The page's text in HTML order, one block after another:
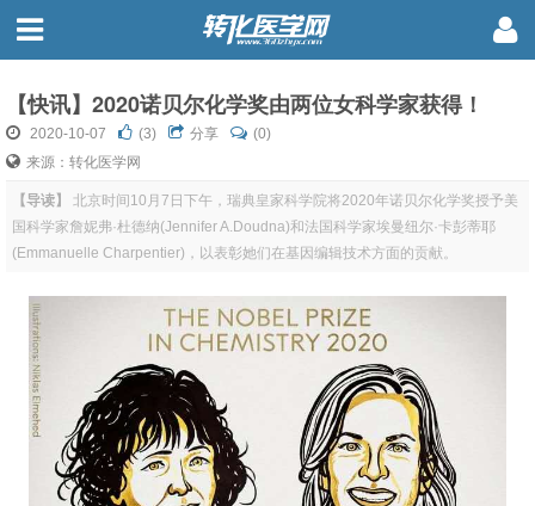
【快讯】2020诺贝尔化学奖由两位女科学家获得！
2020-10-07 (3) 分享
(0)
来源：转化医学网
【导读】
北京时间10月7日下午，瑞典皇家科学院将2020年诺贝尔化学奖授予美
国科学家詹妮弗·杜德纳(Jennifer A.Doudna)和法国科学家埃曼纽尔·卡彭蒂耶
(Emmanuelle Charpentier)，以表彰她们在基因编辑技术方面的贡献。